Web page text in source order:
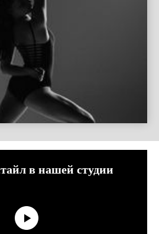
в нашей студии